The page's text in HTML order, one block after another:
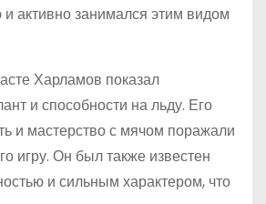
и активно занимался этим видом
Харламов показал
и способности на льду. Его
и мастерство с мячом поражали
игру. Он был также известен
и сильным характером, что